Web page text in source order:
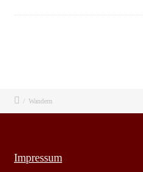
/ Wandern
Impressum